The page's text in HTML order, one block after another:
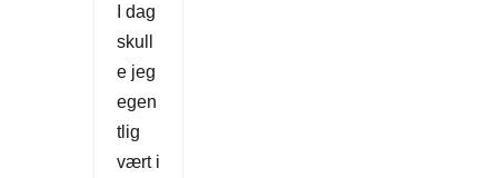
I dag
skull
e jeg
egen
tlig
vært i